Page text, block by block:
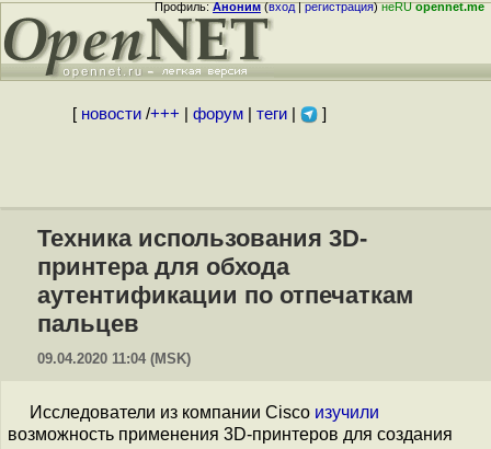
Профиль:Аноним(вход|регистрация)неRUopennet.me
[ новости/+++ форум| теги| ]
Техника использования 3D-
принтера для обхода
аутентификации по отпечаткам
пальцев
09.04.2020 11:04 (MSK)
Исследователи из компании Cisco изучили
возможность применения 3D-принтеров для создания